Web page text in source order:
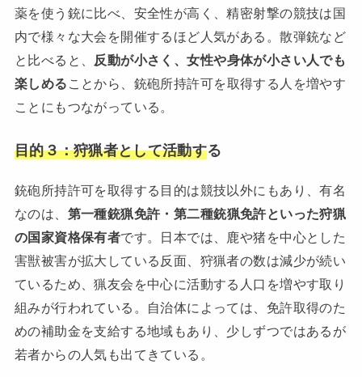
薬を使う銃に比べ、安全性が高く、精密射撃の競技は国
内で様々な大会を開催するほど人気がある。散弾銃など
と比べると、 反動が小さく、女性や身体が小さい人でも
楽しめる ことから、銃砲所持許可を取得する人を増やす
ことにもつながっている。
目的３：狩猟者として活動する
銃砲所持許可を取得する目的は競技以外にもあり、有名
なのは、 第一種銃猟免許・第二種銃猟免許といった狩猟
の国家資格保有者です。日本では、鹿や猪を中心とした
害獣被害が拡大している反面、狩猟者の数は減少が続い
ているため、猟友会を中心に活動する人口を増やす取り
組みが行われている。自治体によっては、免許取得のた
めの補助金を支給する地域もあり、少しずつではあるが
若者からの人気も出てきている。